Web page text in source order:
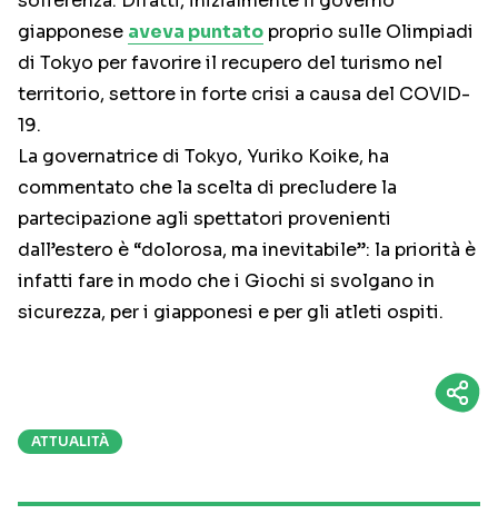
giapponese aveva puntato proprio sulle Olimpiadi
di Tokyo per favorire il recupero del turismo nel
territorio, settore in forte crisi a causa del COVID-
19.
La governatrice di Tokyo, Yuriko Koike, ha
commentato che la scelta di precludere la
partecipazione agli spettatori provenienti
dall’estero è “dolorosa, ma inevitabile”: la priorità è
infatti fare in modo che i Giochi si svolgano in
sicurezza, per i giapponesi e per gli atleti ospiti.
ATTUALITÀ